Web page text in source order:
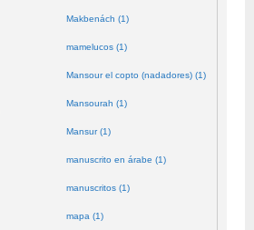
Makbenách (1)
mamelucos (1)
Mansour el copto (nadadores) (1)
Mansourah (1)
Mansur (1)
manuscrito en árabe (1)
manuscritos (1)
mapa (1)